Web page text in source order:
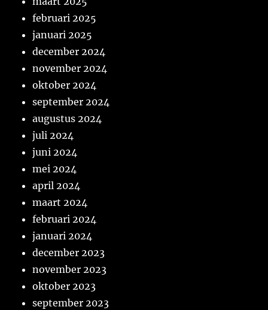
februari 2025
januari 2025
december 2024
november 2024
oktober 2024
september 2024
augustus 2024
juli 2024
juni 2024
mei 2024
april 2024
maart 2024
februari 2024
januari 2024
december 2023
november 2023
oktober 2023
september 2023